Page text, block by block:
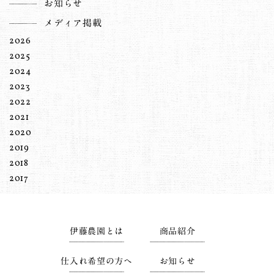
お知らせ
メディア掲載
2026
2025
2024
2023
2022
2021
2020
2019
2018
2017
伊藤農園とは 商品紹介
仕入れ希望の方へ お知らせ